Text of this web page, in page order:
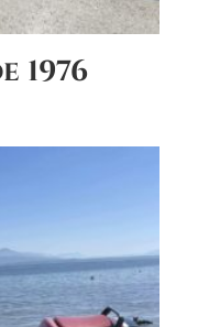
1976